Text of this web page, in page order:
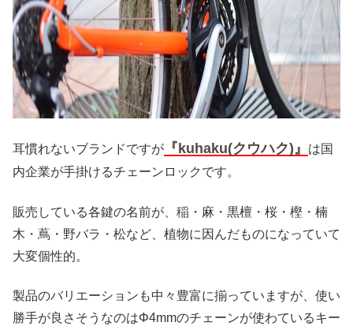
耳慣れないブランドですが 『kuhaku(クウハク)』
は国
内企業が手掛けるチェーンロックです。
販売している各鍵の名前が、稲・麻・黒檀・桜・樫・楠
木・蔦・野バラ・松など、植物に因んだものになっていて
大変個性的。
製品のバリエーションも中々豊富に揃っていますが、使い
勝手が良さそうなのはΦ4mmのチェーンが使わているキー